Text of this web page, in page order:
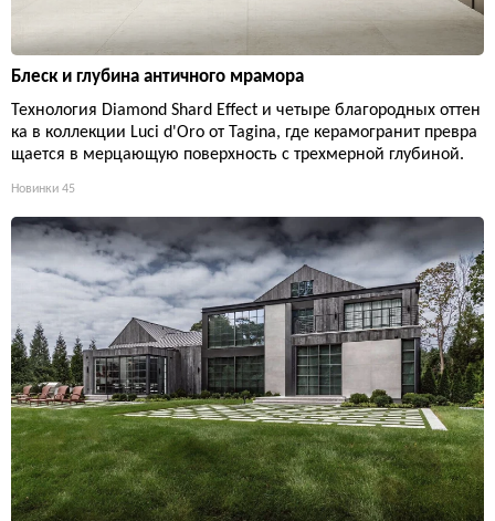
Блеск и глубина античного мрамора
Технология Diamond Shard Effect и четыре благородных оттен
ка в коллекции Luci d'Oro от Tagina, где керамогранит превра
щается в мерцающую поверхность с трехмерной глубиной.
Новинки 45